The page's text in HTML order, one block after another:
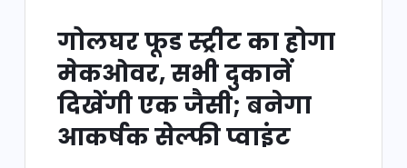
गोलघर फूड स्ट्रीट का होगा
मेकओवर, सभी दुकानें
दिखेंगी एक जैसी; बनेगा
आकर्षक सेल्फी प्वाइंट